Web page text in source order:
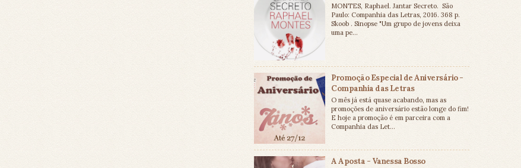
MONTES, Raphael. Jantar Secreto. São
Paulo: Companhia das Letras, 2016. 368 p.
Skoob . Sinopse "Um grupo de jovens deixa
uma pe...
Promoção Especial de Aniversário -
Companhia das Letras
O mês já está quase acabando, mas as
promoções de aniversário estão longe do fim!
E hoje a promoção é em parceira com a
Companhia das Let...
A Aposta - Vanessa Bosso